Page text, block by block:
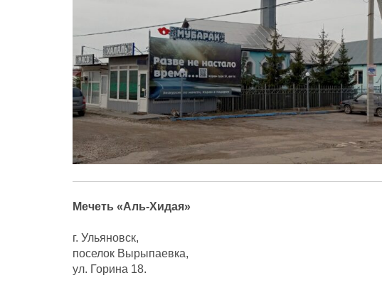
Мечеть «Аль-Хидая»
г. Ульяновск,
поселок Вырыпаевка,
ул. Горина 18.